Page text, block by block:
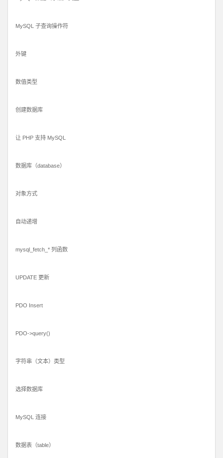
MySQL 子查询操作符
外键
数值类型
创建数据库
让 PHP 支持 MySQL
数据库（database）
对象方式
自动递增
mysql_fetch_* 列函数
UPDATE 更新
PDO Insert
PDO->query()
字符串（文本）类型
选择数据库
MySQL 连接
数据表（table）